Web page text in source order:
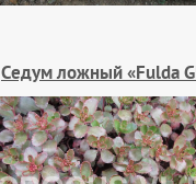
Седум ложный «Fulda